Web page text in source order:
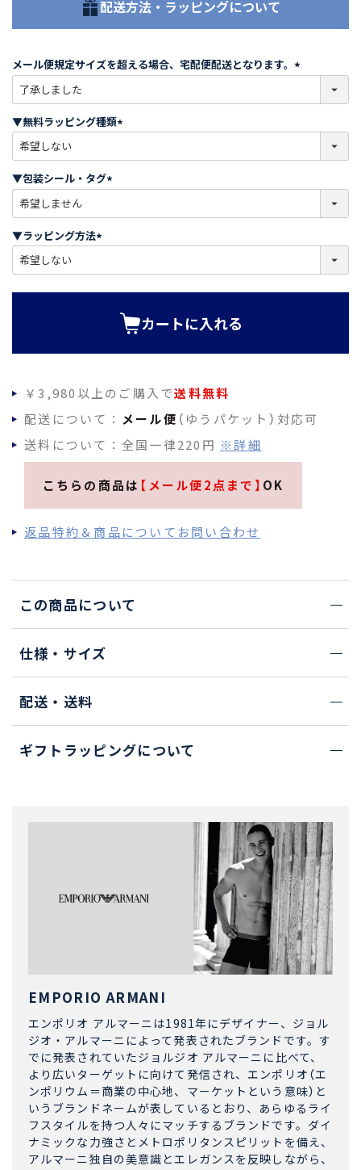
配送方法・ラッピングについて
メール便規定サイズを超える場合、宅配便配送となります。
必
)
▼無料ラッピング種類
必
)
▼包装シール・タグ
必
)
▼ラッピング方法
必
カートに入れる
￥3,980以上のご購入で送料無料
配送について： メール便 （ゆうパケット）対応可
送料について：全国一律220円 ※詳細
こちらの商品は 【メール便2点まで】 OK
返品特約＆商品についてお問い合わせ
この商品について
仕様・サイズ
配送・送料
ギフトラッピングについて
EMPORIO ARMANI
エンポリオ アルマーニは1981年にデザイナー、ジョル
ジオ・アルマーニによって発表されたブランドです。す
でに発表されていたジョルジオ アルマーニに比べて、
より広いターゲットに向けて発信され、エンポリオ（エ
ンポリウム＝商業の中心地、マーケットという意味）と
いうブランドネームが表しているとおり、あらゆるライ
フスタイルを持つ人々にマッチするブランドです。ダイ
ナミックな力強さとメトロポリタンスピリットを備え、
アルマーニ独自の美意識とエレガンスを反映しながら、